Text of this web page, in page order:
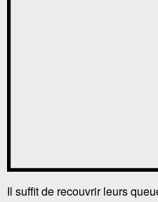
Il suffit de recouvrir leurs